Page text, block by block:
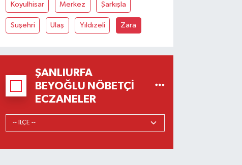
Koyulhisar Merkez Şarkışla
Suşehri Ulaş Yıldızeli Zara
ŞANLIURFA
BEYOĞLU NÖBETÇI
ECZANELER